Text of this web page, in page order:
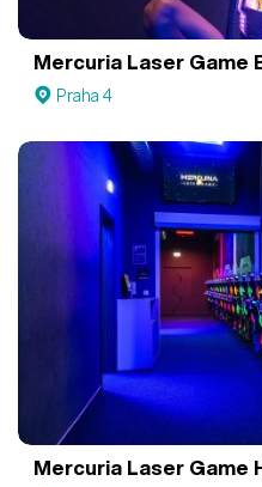
Mercuria Laser Game
Praha 4
Mercuria Laser Game